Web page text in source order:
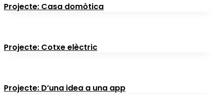
Projecte: Casa domòtica
Projecte: Cotxe elèctric
Projecte: D’una idea a una app